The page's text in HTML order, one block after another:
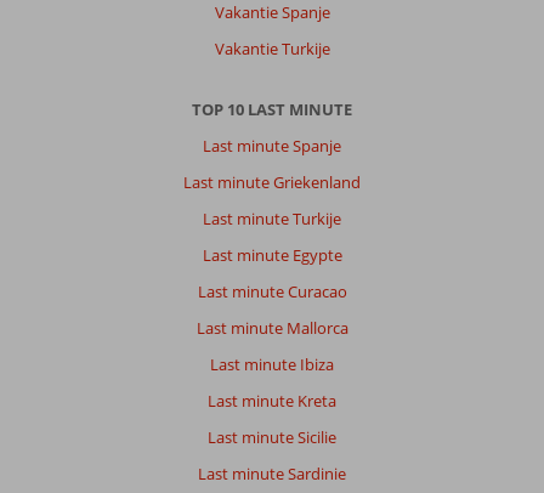
Vakantie Spanje
Vakantie Turkije
TOP 10 LAST MINUTE
Last minute Spanje
Last minute Griekenland
Last minute Turkije
Last minute Egypte
Last minute Curacao
Last minute Mallorca
Last minute Ibiza
Last minute Kreta
Last minute Sicilie
Last minute Sardinie